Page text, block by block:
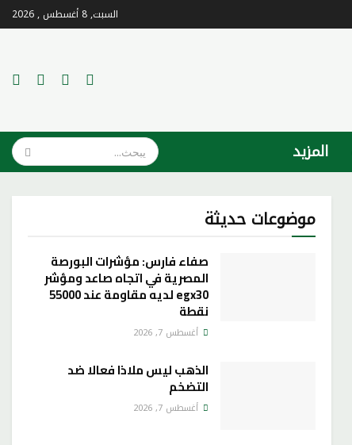
السبت, 8 أغسطس , 2026
المزيد
موضوعات حديثة
صفاء فارس: مؤشرات البورصة
المصرية في اتجاه صاعد ومؤشر
egx30 لديه مقاومة عند 55000
نقطة
أغسطس 7, 2026
الذهب ليس ملاذا فعالا ضد
التضخم
أغسطس 7, 2026